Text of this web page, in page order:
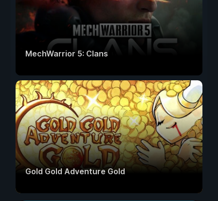
MechWarrior 5: Clans
Gold Gold Adventure Gold